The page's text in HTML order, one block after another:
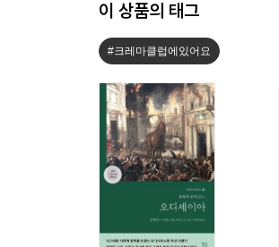
이 상품의 태그
#크레마클럽에있어요